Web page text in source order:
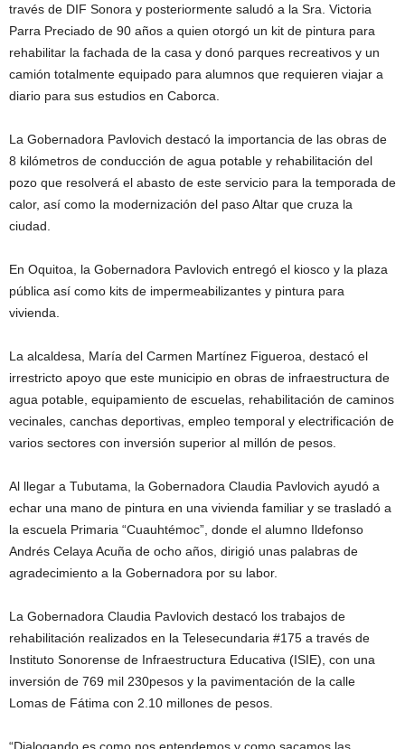
través de DIF Sonora y posteriormente saludó a la Sra. Victoria
Parra Preciado de 90 años a quien otorgó un kit de pintura para
rehabilitar la fachada de la casa y donó parques recreativos y un
camión totalmente equipado para alumnos que requieren viajar a
diario para sus estudios en Caborca.
La Gobernadora Pavlovich destacó la importancia de las obras de
8 kilómetros de conducción de agua potable y rehabilitación del
pozo que resolverá el abasto de este servicio para la temporada de
calor, así como la modernización del paso Altar que cruza la
ciudad.
En Oquitoa, la Gobernadora Pavlovich entregó el kiosco y la plaza
pública así como kits de impermeabilizantes y pintura para
vivienda.
La alcaldesa, María del Carmen Martínez Figueroa, destacó el
irrestricto apoyo que este municipio en obras de infraestructura de
agua potable, equipamiento de escuelas, rehabilitación de caminos
vecinales, canchas deportivas, empleo temporal y electrificación de
varios sectores con inversión superior al millón de pesos.
Al llegar a Tubutama, la Gobernadora Claudia Pavlovich ayudó a
echar una mano de pintura en una vivienda familiar y se trasladó a
la escuela Primaria “Cuauhtémoc”, donde el alumno Ildefonso
Andrés Celaya Acuña de ocho años, dirigió unas palabras de
agradecimiento a la Gobernadora por su labor.
La Gobernadora Claudia Pavlovich destacó los trabajos de
rehabilitación realizados en la Telesecundaria #175 a través de
Instituto Sonorense de Infraestructura Educativa (ISIE), con una
inversión de 769 mil 230pesos y la pavimentación de la calle
Lomas de Fátima con 2.10 millones de pesos.
“Dialogando es como nos entendemos y como sacamos las